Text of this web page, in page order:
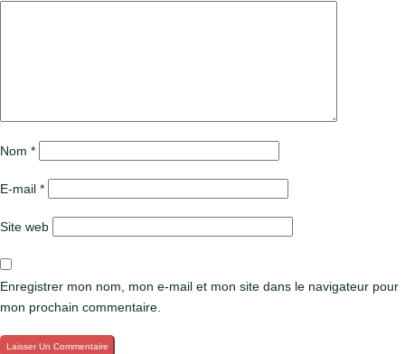
Nom *
E-mail *
Site web
Enregistrer mon nom, mon e-mail et mon site dans le navigateur pour
mon prochain commentaire.